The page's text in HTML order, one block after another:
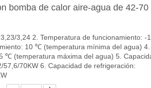
bomba de calor aire-agua de 42-70
3,24 2. Temperatura de funcionamiento:
10 ℃ (temperatura mínima del agua) 4.
℃ (temperatura máxima del agua) 5.
57,6/70KW 6. Capacidad de refrigeración: